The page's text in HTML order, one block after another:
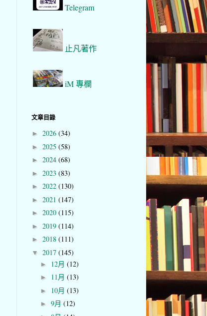
Telegram
止凡著作
iM 專欄
文章目錄
► 2026 (34)
► 2025 (58)
► 2024 (68)
► 2023 (83)
► 2022 (130)
► 2021 (147)
► 2020 (115)
► 2019 (114)
► 2018 (111)
▼ 2017 (145)
► 12月 (12)
► 11月 (13)
► 10月 (13)
► 9月 (12)